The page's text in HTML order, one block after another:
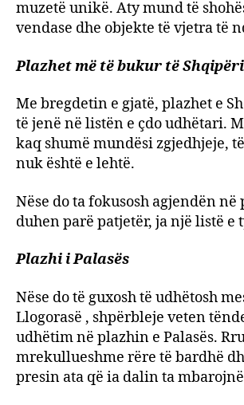
muzetë unikë. Aty mund të
vendase dhe objekte të vjetra të
Plazhet më të bukur të
Me bregdetin e gjatë, plazhet e
të jenë në listën e çdo udhëtari.
kaq shumë mundësi zgjedhjeje,
nuk është e lehtë.
Nëse do ta fokusosh agjendën në
duhen parë patjetër, ja një listë e
Plazhi i Palasës
Nëse do të guxosh të udhëtosh
Llogorasë , shpërbleje veten
udhëtim në plazhin e Palasës.
mrekullueshme rëre të bardhë
presin ata që ia dalin ta